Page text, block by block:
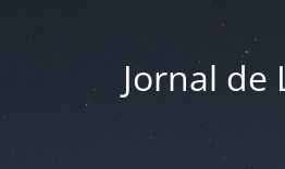
Jornal de